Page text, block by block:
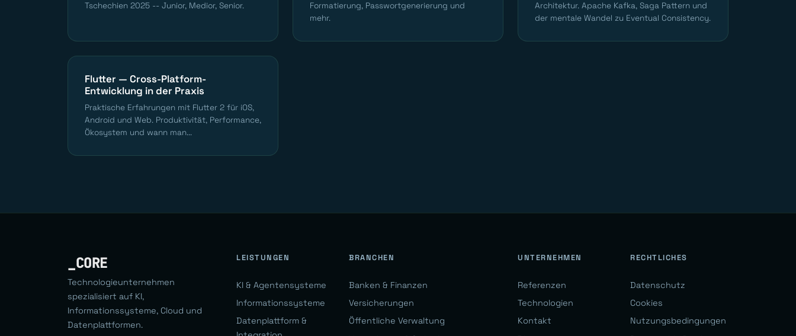
Tschechien 2025 -- Junior, Medior, Senior.
Formatierung, Passwortgenerierung und
mehr.
Architektur. Apache Kafka, Saga Pattern und
der mentale Wandel zu Eventual Consistency.
Flutter — Cross-Platform-
Entwicklung in der Praxis
Praktische Erfahrungen mit Flutter 2 für iOS,
Android und Web. Produktivität, Performance,
Ökosystem und wann man...
_CORE
Technologieunternehmen
spezialisiert auf KI,
Informationssysteme, Cloud und
Datenplattformen.
LEISTUNGEN
KI & Agentensysteme
Informationssysteme
Datenplattform &
BRANCHEN
Banken & Finanzen
Versicherungen
Öffentliche Verwaltung
UNTERNEHMEN
Referenzen
Technologien
Kontakt
RECHTLICHES
Datenschutz
Cookies
Nutzungsbedingungen